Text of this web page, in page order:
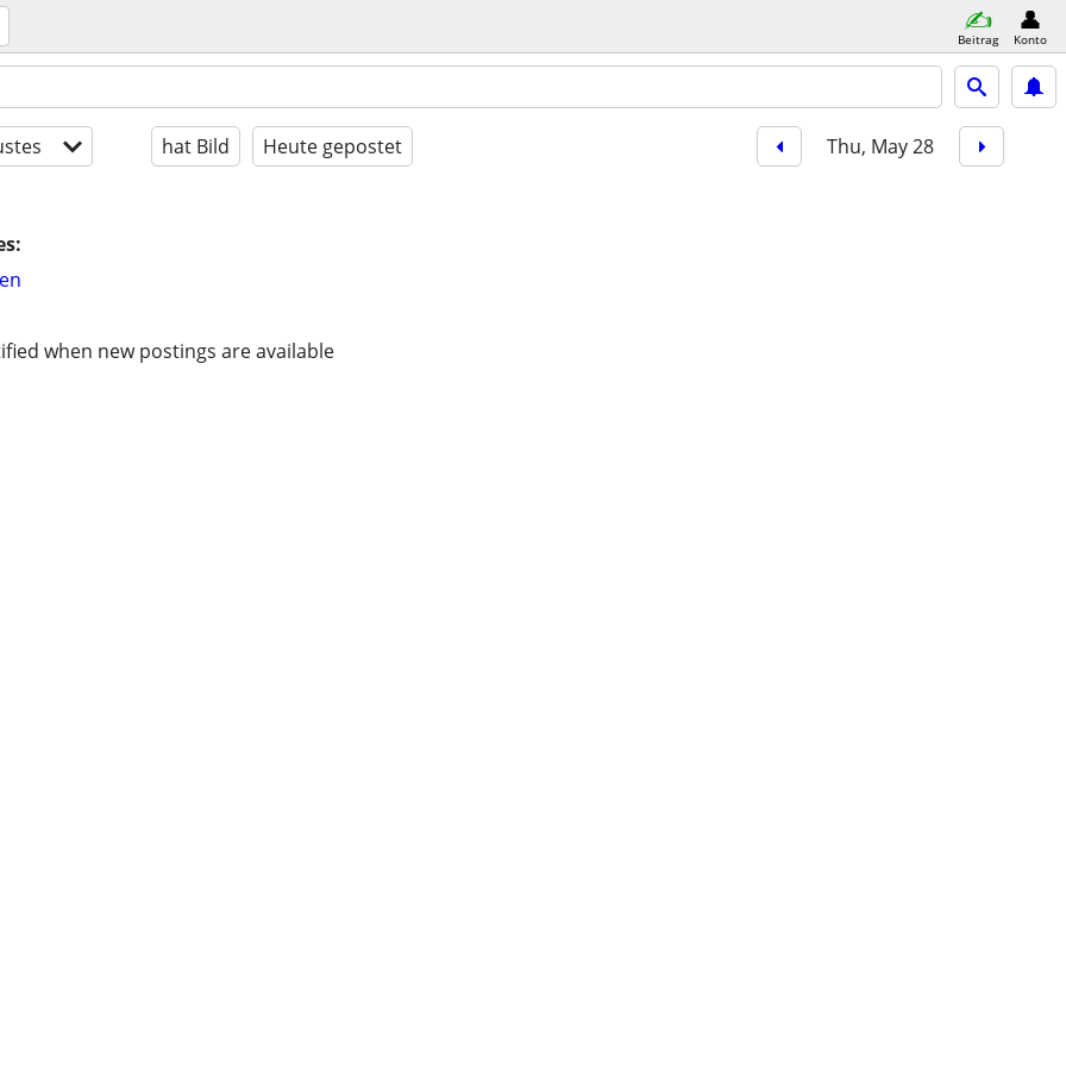
Beitrag Konto
hat Bild Heute gepostet Thu, May 28
when new postings are available